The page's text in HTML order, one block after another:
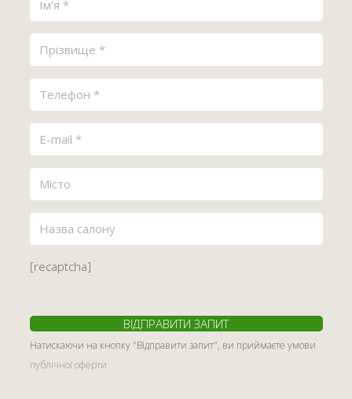
[recaptcha]
Натискаючи на кнопку "Відправити запит", ви приймаєте умови
публічної оферти